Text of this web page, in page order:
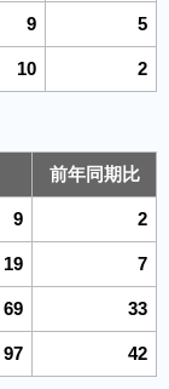
9 5
10 2
前年同期比
9 2
19 7
69 33
97 42